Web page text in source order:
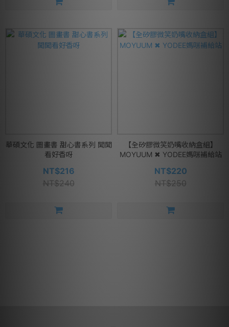
華碩文化 圖畫書 甜心書系列 聞聞
看好香呀
NT$216
NT$240
【全矽膠微笑奶嘴收納盒組】
MOYUUM ✖ YODEE媽咪補給站
NT$220
NT$250